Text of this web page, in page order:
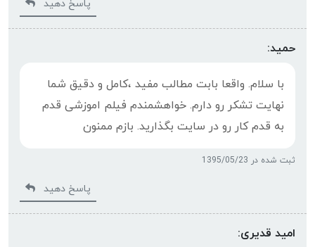
پاسخ دهید
حمید:
با سلام. واقعا بابت مطالب مفید ،کامل و دقیق شما
نهایت تشکر رو دارم. خواهشمندم فیلم اموزشی قدم
به قدم کار رو در سایت بگذارید. بازم ممنون
ثبت شده در 1395/05/23
پاسخ دهید
امید قدیری: